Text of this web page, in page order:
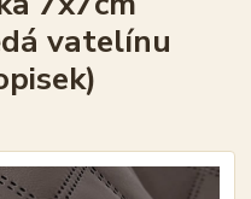
vatelínu